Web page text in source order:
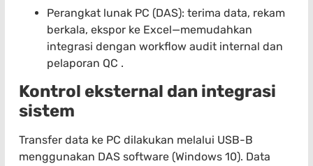
Perangkat lunak PC (DAS): terima data, rekam
berkala, ekspor ke Excel—memudahkan
integrasi dengan workflow audit internal dan
pelaporan QC .
Kontrol eksternal dan integrasi
sistem
Transfer data ke PC dilakukan melalui USB-B
menggunakan DAS software (Windows 10). Data